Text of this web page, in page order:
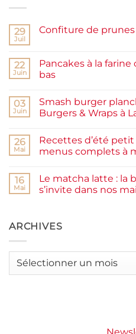
29
Juil
Confiture de
Confiture
de
prunes
et
rapide
22
Juin
Pancakes à la
bas
sur
Pancakes
à
complète,
moelleux
et
03
Juin
Smash burger
Burgers & Wraps à
sur
Smash
burger
testé
Packman
Burgers &
Grande
Motte
26
Mai
Recettes d’été petit
menus complets à
sur
Recettes
d’été
j’ai
créé
à
16
Mai
Le matcha latte : la
s’invite dans nos
Le
matcha
boisson
ARCHIVES
Archives